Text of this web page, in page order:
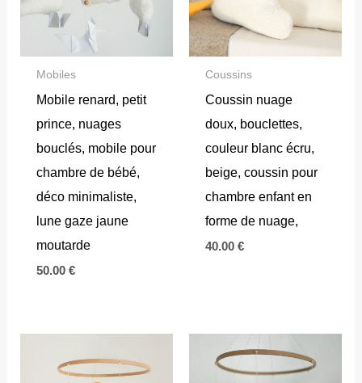
Mobiles
Mobile renard, petit
prince, nuages
bouclés, mobile pour
chambre de bébé,
déco minimaliste,
lune gaze jaune
moutarde
50.00 €
Coussins
Coussin nuage
doux, bouclettes,
couleur blanc écru,
beige, coussin pour
chambre enfant en
forme de nuage,
40.00 €